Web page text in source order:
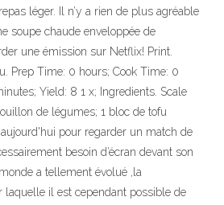
léger. Il n’y a rien de plus agréable
soupe chaude enveloppée de
une émission sur Netflix! Print.
Prep Time: 0 hours; Cook Time: 0
Yield: 8 1 x; Ingredients. Scale
de légumes; 1 bloc de tofu
pour regarder un match de
besoin d’écran devant son
a tellement évolué ,la
laquelle il est cependant possible de